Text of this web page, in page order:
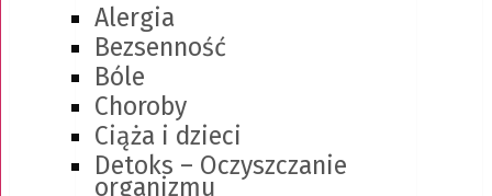
Alergia
Bezsenność
Bóle
Choroby
Ciąża i dzieci
Detoks – Oczyszczanie
organizmu